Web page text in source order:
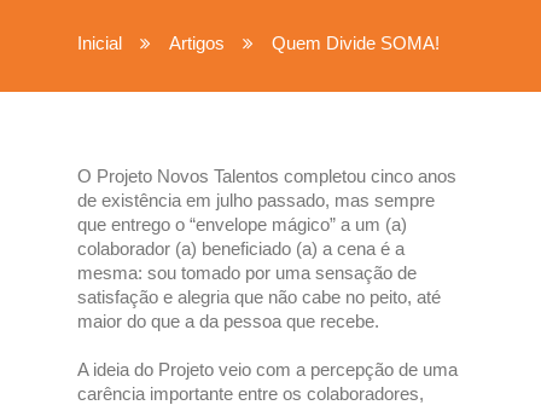
Inicial Artigos Quem Divide SOMA!
O Projeto Novos Talentos completou cinco anos
de existência em julho passado, mas sempre
que entrego o “envelope mágico” a um (a)
colaborador (a) beneficiado (a) a cena é a
mesma: sou tomado por uma sensação de
satisfação e alegria que não cabe no peito, até
maior do que a da pessoa que recebe.
A ideia do Projeto veio com a percepção de uma
carência importante entre os colaboradores,